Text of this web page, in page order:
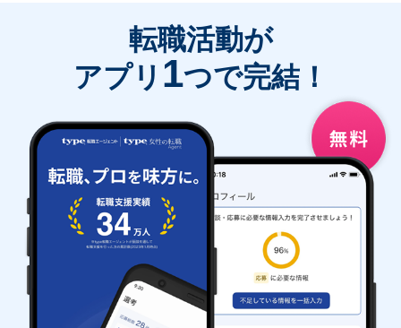
転職活動が
アプリ 1つで完結！